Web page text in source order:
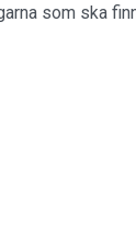
som ska